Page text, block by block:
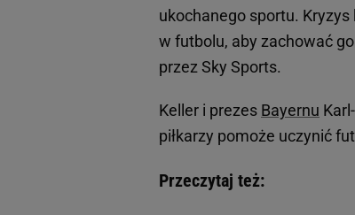
ukochanego sportu.
w futbolu, aby zachować
przez Sky Sports.
Keller i prezes Bayernu
piłkarzy pomoże uczynić
Przeczytaj też: